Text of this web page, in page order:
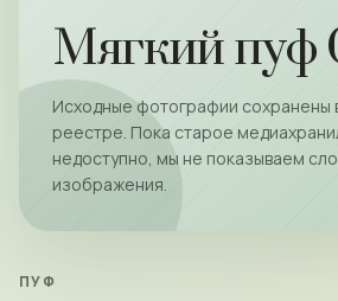
Мягкий пуф
Исходные фотографии сохранены
реестре. Пока старое
недоступно, мы не показываем
изображения.
ПУФ